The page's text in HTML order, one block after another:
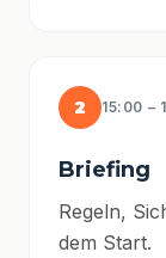
2 15:00 –
Briefing
Regeln,
dem Start.